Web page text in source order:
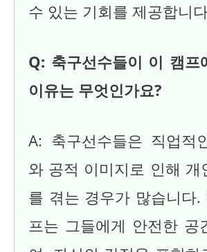
수 있는 기회를 제공합니
Q: 축구선수들이 이 캠프
이유는 무엇인가요?
A: 축구선수들은 직업적
와 공적 이미지로 인해 개
를 겪는 경우가 많습니다.
프는 그들에게 안전한 공